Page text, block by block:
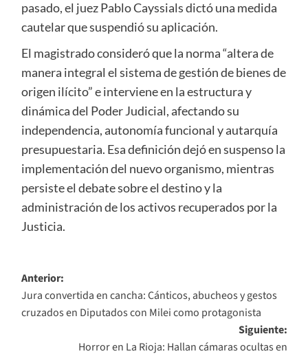
pasado, el juez Pablo Cayssials dictó una medida
cautelar que suspendió su aplicación.
El magistrado consideró que la norma “altera de
manera integral el sistema de gestión de bienes de
origen ilícito” e interviene en la estructura y
dinámica del Poder Judicial, afectando su
independencia, autonomía funcional y autarquía
presupuestaria. Esa definición dejó en suspenso la
implementación del nuevo organismo, mientras
persiste el debate sobre el destino y la
administración de los activos recuperados por la
Justicia.
Navegación
de
entradas
Anterior:
Jura convertida en cancha: Cánticos, abucheos y gestos
cruzados en Diputados con Milei como protagonista
Siguiente:
Horror en La Rioja: Hallan cámaras ocultas en